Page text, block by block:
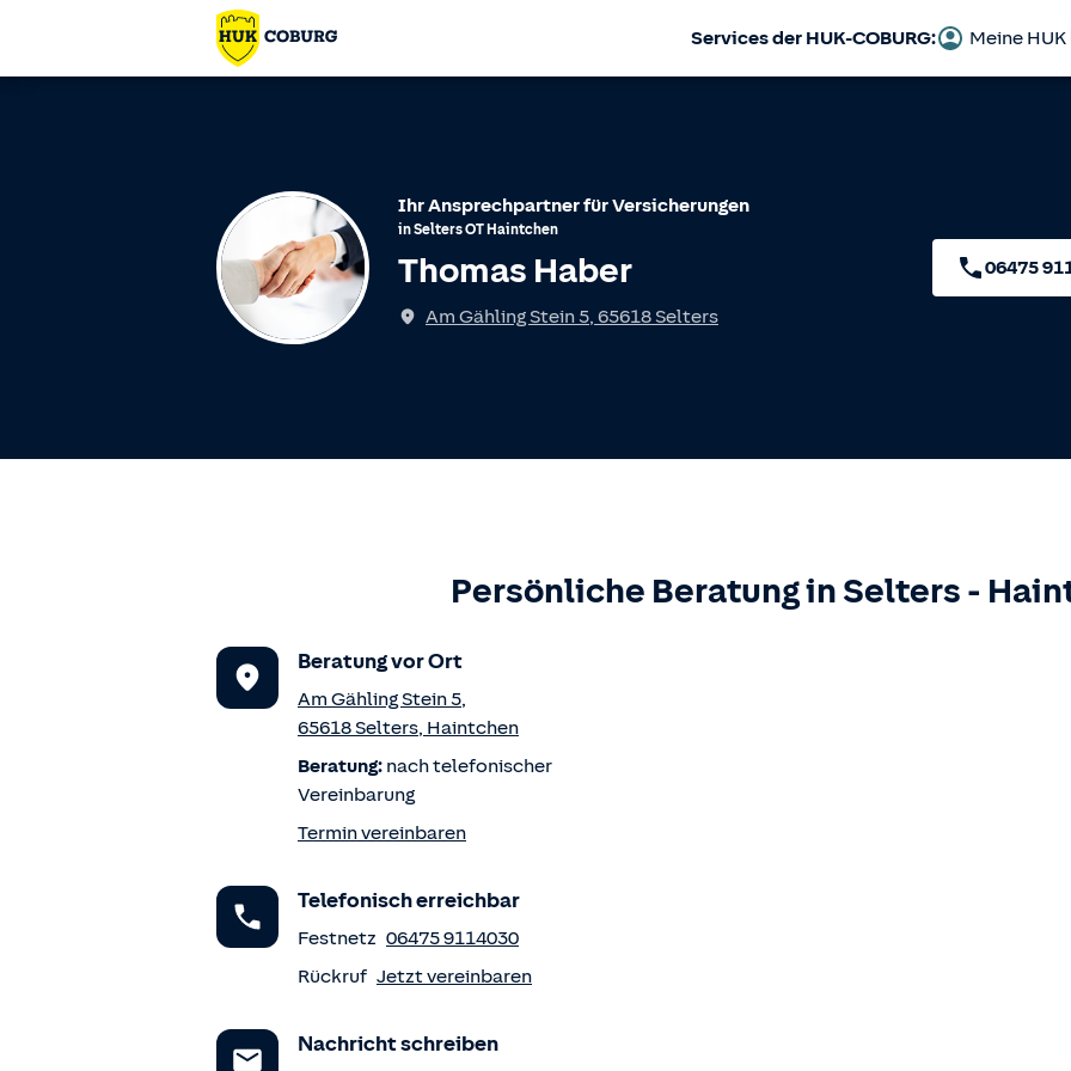
Services der HUK-COBURG: Meine HUK
Ihr Ansprechpartner für Versicherungen
inSeltersOT Haintchen
Thomas Haber
Am Gähling Stein 5, 65618 Selters
06475
Persönliche Beratung in Selters -
Beratung vor Ort
Am Gähling Stein 5,
65618Selters, Haintchen
Beratung: nach telefonischer
Vereinbarung
Termin vereinbaren
Telefonisch erreichbar
Festnetz 06475 9114030
Rückruf Jetzt vereinbaren
Nachricht schreiben